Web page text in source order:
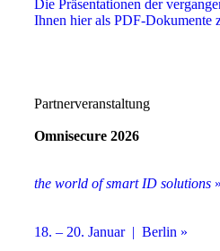
Die Präsentationen der
Ihnen hier als PDF-Dokumente
Partnerveranstaltung
Omnisecure 2026
the world of smart ID solutions »
18. – 20. Januar | Berlin »